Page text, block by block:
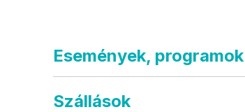
Események, programok
Szállások